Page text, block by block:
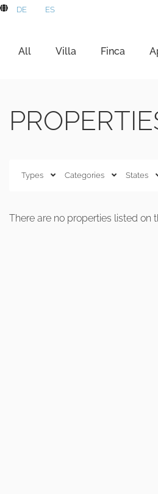
DE ES
All Villa Finca
Types Categories States
There are no properties listed on